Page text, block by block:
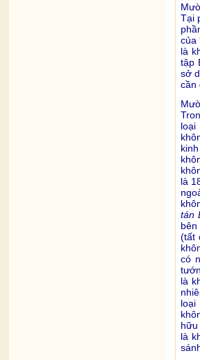
Tại
của
là
tập
sở
cần
loại
là
tán
(tất
có
là
loại
hữu
là